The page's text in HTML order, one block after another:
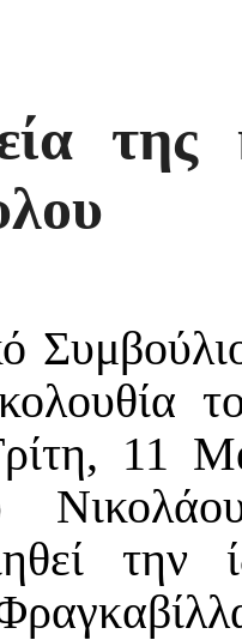
της
11